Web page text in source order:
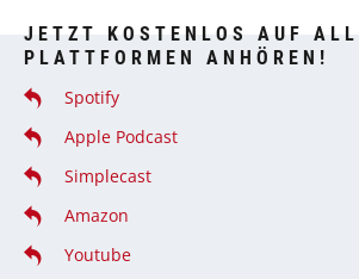
JETZT KOSTENLOS AUF
PLATTFORMEN ANHÖREN!
Spotify
Apple Podcast
Simplecast
Amazon
Youtube